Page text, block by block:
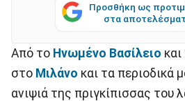
Προσθήκη ως
στα
Από τo Hνωμένο Βασίλειο
στο Μιλάνο και τα περιοδικά
ανιψιά της πριγκίπισσας του